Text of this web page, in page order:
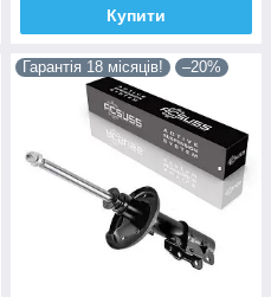
Купити
Гарантія 18 місяців! –20%